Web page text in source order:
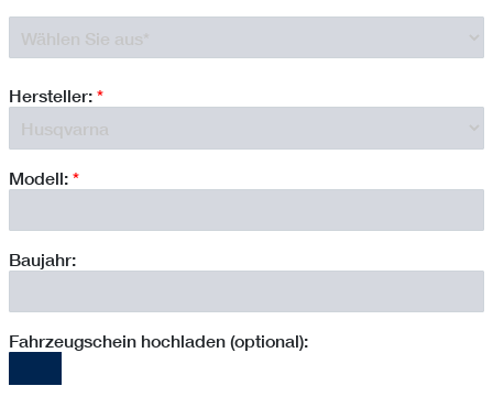
Hersteller: *
Modell: *
Baujahr:
Fahrzeugschein hochladen (optional):